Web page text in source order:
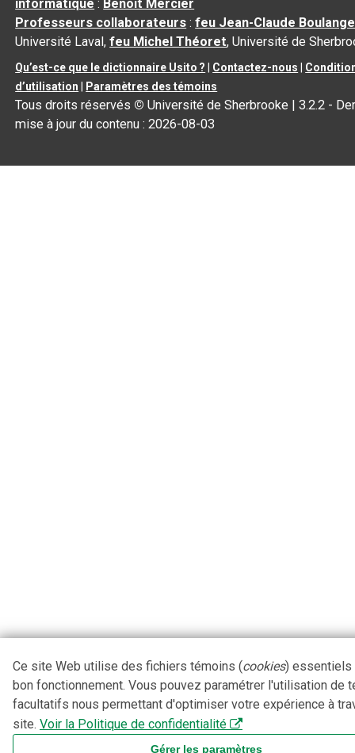
informatique : Benoit Mercier
Professeurs collaborateurs :feu Jean-Claude
Université Laval,feu Michel Théoret, Université de
Qu’est-ce que le dictionnaire Usito ? Contactez-nous
d’utilisation
Paramètres des témoins
Tous droits réservés © Université de Sherbrooke |3.2.2 -
mise à jour du contenu :2026-08-03
Ce site Web utilise des fichiers témoins (cookies) essentiels
bon fonctionnement. Vous pouvez paramétrer l'utilisation de
facultatifs nous permettant d'optimiser votre expérience à
site. Voir la Politique de confidentialité
Gérer les paramètres